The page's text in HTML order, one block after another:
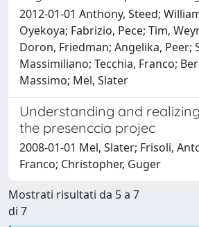
2012-01-01 Anthony, Steed;
Oyekoya; Fabrizio, Pece; Tim,
Doron, Friedman; Angelika, Peer;
Massimiliano; Tecchia, Franco;
Massimo; Mel, Slater
Understanding and
the presenccia projec
2008-01-01 Mel, Slater; Frisoli,
Franco; Christopher, Guger
Mostrati risultati da 5 a 7
di 7